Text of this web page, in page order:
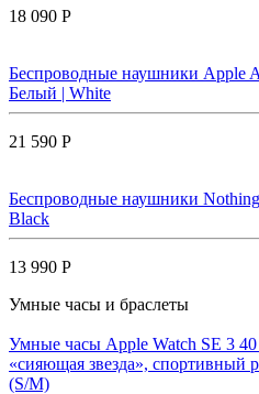
18 090 Р
Беспроводные наушники Apple
Белый | White
21 590 Р
Беспроводные наушники
Black
13 990 Р
Умные часы и браслеты
Умные часы Apple Watch SE 3
«сияющая звезда», спортивный
(S/M)